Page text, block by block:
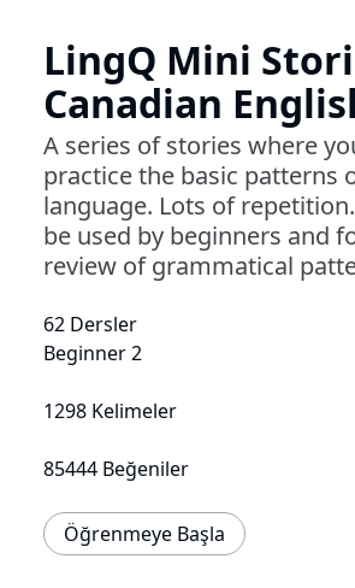
LingQ Mini
Canadian
A series of stories where
practice the basic patterns
language. Lots of
be used by beginners and
review of grammatical
62 Dersler
Beginner 2
1298 Kelimeler
85444 Beğeniler
Öğrenmeye Başla